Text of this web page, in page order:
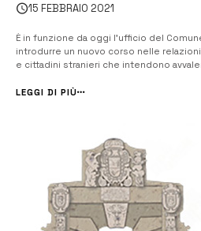
15 FEBBRAIO 2021
È in funzione da oggi l’ufficio del
introdurre un nuovo corso nelle
e cittadini stranieri che intendono
disposizione dal Comune nella veste di
LEGGI DI PIÙ